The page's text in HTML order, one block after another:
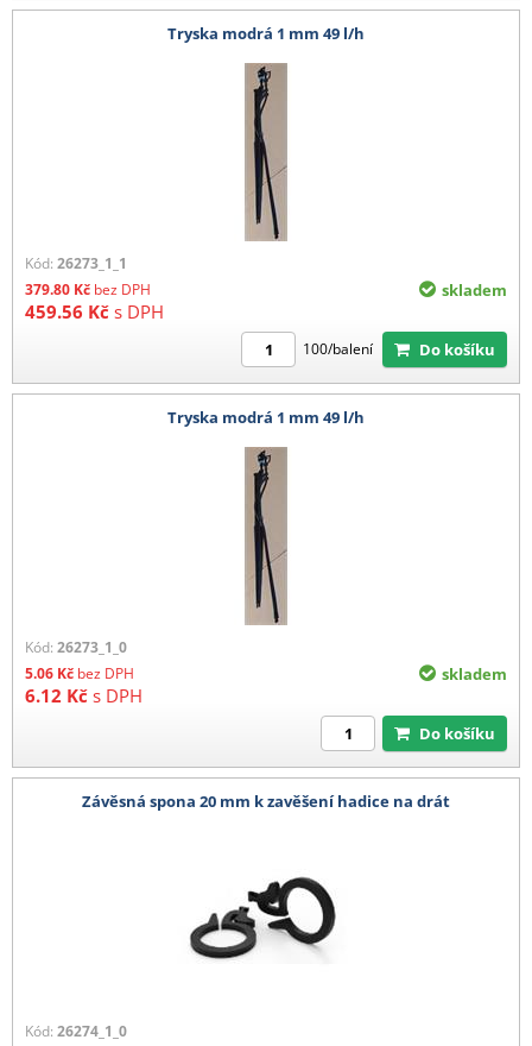
Tryska modrá 1 mm 49 l/h
Kód: 26273_1_1
379.80 Kč bez DPH
459.56 Kč s DPH
skladem
100/balení Do košíku
Tryska modrá 1 mm 49 l/h
Kód: 26273_1_0
5.06 Kč bez DPH
6.12 Kč s DPH
skladem
Do košíku
Závěsná spona 20 mm k zavěšení hadice na drát
Kód: 26274_1_0